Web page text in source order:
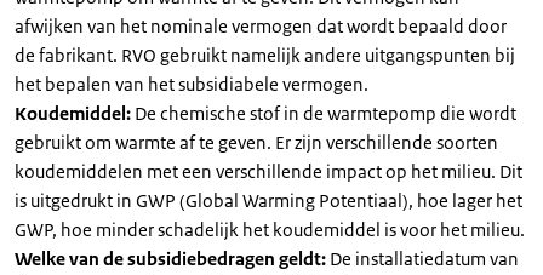
afwijken van het nominale vermogen dat wordt bepaald door
de fabrikant. RVO gebruikt namelijk andere uitgangspunten bij
het bepalen van het subsidiabele vermogen.
Koudemiddel: De chemische stof in de warmtepomp die wordt
gebruikt om warmte af te geven. Er zijn verschillende soorten
koudemiddelen met een verschillende impact op het milieu. Dit
is uitgedrukt in GWP (Global Warming Potentiaal), hoe lager het
GWP, hoe minder schadelijk het koudemiddel is voor het milieu.
Welke van de subsidiebedragen geldt: De installatiedatum van